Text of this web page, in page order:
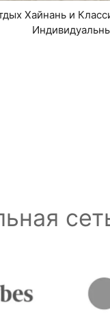
Хайнань и